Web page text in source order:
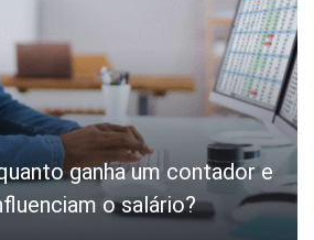
ganha um contador e
o salário?